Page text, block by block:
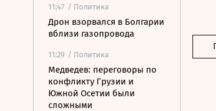
11:47 / Политика
Дрон взорвался в Болгарии
вблизи газопровода
11:29 / Политика
Медведев: переговоры по
конфликту Грузии и
Южной Осетии были
сложными